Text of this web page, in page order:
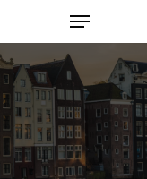
Menu
Close
Menu